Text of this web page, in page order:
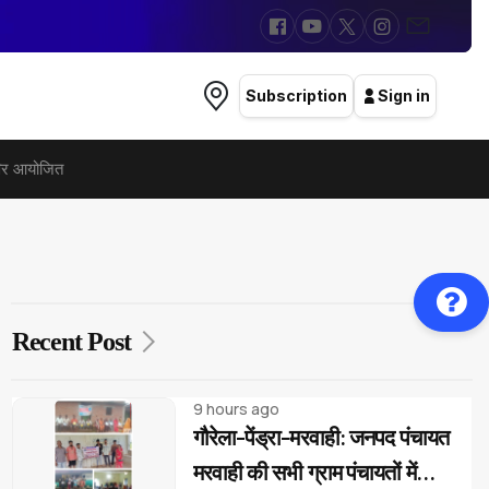
Subscription Sign in
आयोजित
Recent Post
9 hours ago
गौरेला-पेंड्रा-मरवाही: जनपद पंचायत
मरवाही की सभी ग्राम पंचायतों में